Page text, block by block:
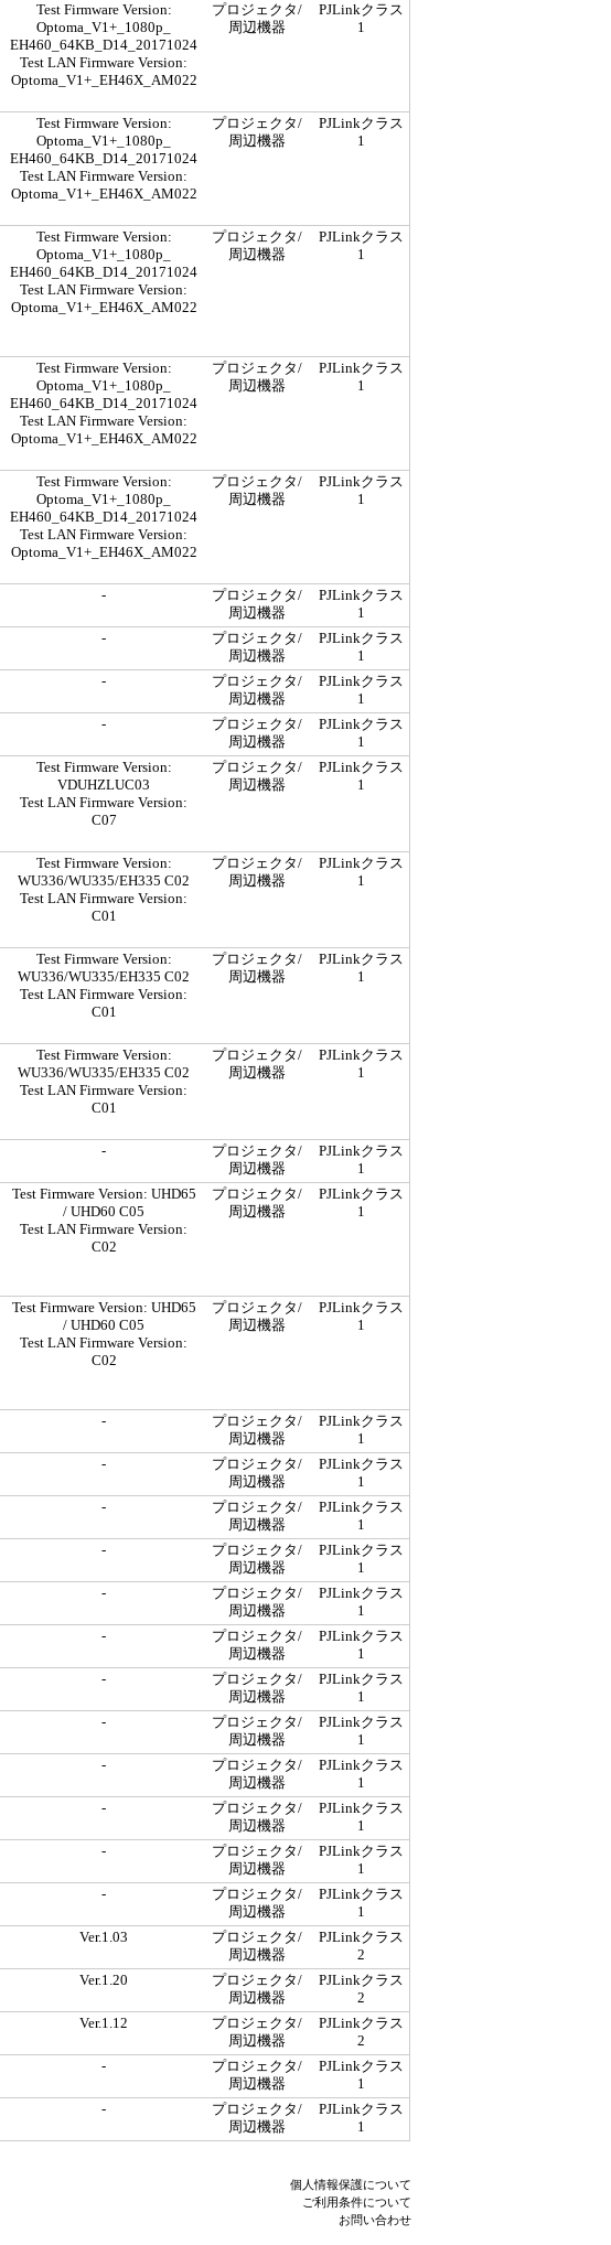
Test Firmware Version:
Optoma_V1+_1080p_
EH460_64KB_D14_20171024
Test LAN Firmware Version:
Optoma_V1+_EH46X_AM022
プロジェクタ/
周辺機器
PJLinkクラス
1
Test Firmware Version:
Optoma_V1+_1080p_
EH460_64KB_D14_20171024
Test LAN Firmware Version:
Optoma_V1+_EH46X_AM022
プロジェクタ/
周辺機器
PJLinkクラス
1
Test Firmware Version:
Optoma_V1+_1080p_
EH460_64KB_D14_20171024
Test LAN Firmware Version:
Optoma_V1+_EH46X_AM022
プロジェクタ/
周辺機器
PJLinkクラス
1
Test Firmware Version:
Optoma_V1+_1080p_
EH460_64KB_D14_20171024
Test LAN Firmware Version:
Optoma_V1+_EH46X_AM022
プロジェクタ/
周辺機器
PJLinkクラス
1
Test Firmware Version:
Optoma_V1+_1080p_
EH460_64KB_D14_20171024
Test LAN Firmware Version:
Optoma_V1+_EH46X_AM022
プロジェクタ/
周辺機器
PJLinkクラス
1
-
プロジェクタ/
周辺機器
PJLinkクラス
1
-
プロジェクタ/
周辺機器
PJLinkクラス
1
-
プロジェクタ/
周辺機器
PJLinkクラス
1
-
プロジェクタ/
周辺機器
PJLinkクラス
1
Test Firmware Version:
VDUHZLUC03
Test LAN Firmware Version:
C07
プロジェクタ/
周辺機器
PJLinkクラス
1
Test Firmware Version:
WU336/WU335/EH335 C02
Test LAN Firmware Version:
C01
プロジェクタ/
周辺機器
PJLinkクラス
1
Test Firmware Version:
WU336/WU335/EH335 C02
Test LAN Firmware Version:
C01
プロジェクタ/
周辺機器
PJLinkクラス
1
Test Firmware Version:
WU336/WU335/EH335 C02
Test LAN Firmware Version:
C01
プロジェクタ/
周辺機器
PJLinkクラス
1
-
プロジェクタ/
周辺機器
PJLinkクラス
1
Test Firmware Version: UHD65
/ UHD60 C05
Test LAN Firmware Version:
C02
プロジェクタ/
周辺機器
PJLinkクラス
1
Test Firmware Version: UHD65
/ UHD60 C05
Test LAN Firmware Version:
C02
プロジェクタ/
周辺機器
PJLinkクラス
1
-
プロジェクタ/
周辺機器
PJLinkクラス
1
-
プロジェクタ/
周辺機器
PJLinkクラス
1
-
プロジェクタ/
周辺機器
PJLinkクラス
1
-
プロジェクタ/
周辺機器
PJLinkクラス
1
-
プロジェクタ/
周辺機器
PJLinkクラス
1
-
プロジェクタ/
周辺機器
PJLinkクラス
1
-
プロジェクタ/
周辺機器
PJLinkクラス
1
-
プロジェクタ/
周辺機器
PJLinkクラス
1
-
プロジェクタ/
周辺機器
PJLinkクラス
1
-
プロジェクタ/
周辺機器
PJLinkクラス
1
-
プロジェクタ/
周辺機器
PJLinkクラス
1
-
プロジェクタ/
周辺機器
PJLinkクラス
1
Ver.1.03
プロジェクタ/
周辺機器
PJLinkクラス
2
Ver.1.20
プロジェクタ/
周辺機器
PJLinkクラス
2
Ver.1.12
プロジェクタ/
周辺機器
PJLinkクラス
2
-
プロジェクタ/
周辺機器
PJLinkクラス
1
-
プロジェクタ/
周辺機器
PJLinkクラス
1
個人情報保護について
ご利用条件について
お問い合わせ